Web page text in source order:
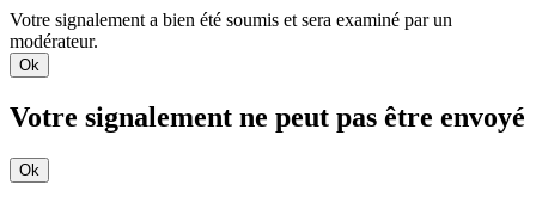
Votre signalement a bien été soumis et sera examiné par un
modérateur.
Ok
Votre signalement ne peut pas être envoyé
Ok